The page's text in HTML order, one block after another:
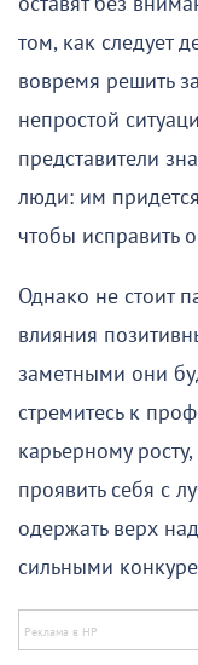
том, как следует
вовремя решить
непростой
представители
люди: им
чтобы исправить
Однако не стоит
влияния
заметными они
стремитесь к
карьерному
проявить себя с
одержать верх
сильными